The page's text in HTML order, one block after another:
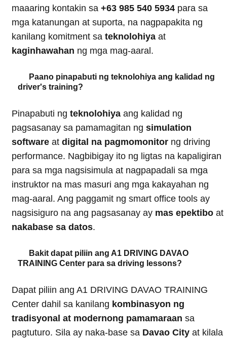
maaaring kontakin sa +63 985 540 5934 para sa
mga katanungan at suporta, na nagpapakita ng
kanilang komitment sa teknolohiya at
kaginhawahan ng mga mag-aaral.
Paano pinapabuti ng teknolohiya ang kalidad ng
driver's training?
Pinapabuti ng teknolohiya ang kalidad ng
pagsasanay sa pamamagitan ng simulation
software at digital na pagmomonitor ng driving
performance. Nagbibigay ito ng ligtas na kapaligiran
para sa mga nagsisimula at nagpapadali sa mga
instruktor na mas masuri ang mga kakayahan ng
mag-aaral. Ang paggamit ng smart office tools ay
nagsisiguro na ang pagsasanay ay mas epektibo at
nakabase sa datos.
Bakit dapat piliin ang A1 DRIVING DAVAO
TRAINING Center para sa driving lessons?
Dapat piliin ang A1 DRIVING DAVAO TRAINING
Center dahil sa kanilang kombinasyon ng
tradisyonal at modernong pamamaraan sa
pagtuturo. Sila ay naka-base sa Davao City at kilala